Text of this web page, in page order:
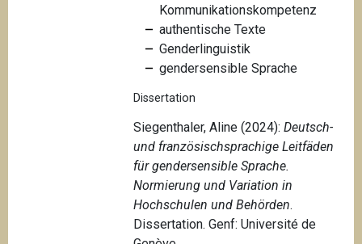
Kommunikationskompetenz
authentische Texte
Genderlinguistik
gendersensible Sprache
Dissertation
Siegenthaler, Aline (2024): Deutsch-
und französischsprachige Leitfäden
für gendersensible Sprache.
Normierung und Variation in
Hochschulen und Behörden.
Dissertation. Genf: Université de